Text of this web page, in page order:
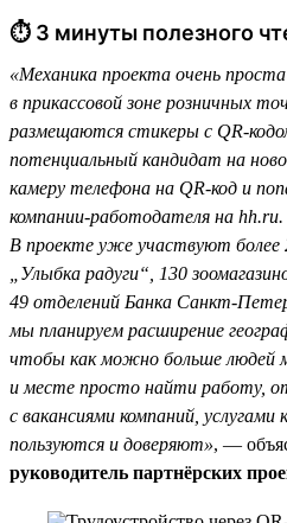
⏱ 3 минуты полезного
«Механика проекта очень
в прикассовой зоне розничных
размещаются стикеры с QR-
потенциальный кандидат на
камеру телефона на QR-код и
компании-работодателя на hh.ru.
В проекте уже участвуют более
„Улыбка радуги“, 130
49 отделений Банка Санкт-
мы планируем расширение
чтобы как можно больше людей
и месте просто найти работу,
с вакансиями компаний,
пользуются и доверяют», —
руководитель партнёрских